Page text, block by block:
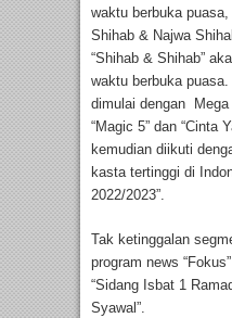
waktu berbuka
Shihab & Najwa
“Shihab & Shihab”
waktu berbuka
dimulai dengan
“Magic 5” dan “Cinta
kemudian diikuti
kasta tertinggi di
2022/2023”.
Tak ketinggalan
program news
“Sidang Isbat 1
Syawal”.